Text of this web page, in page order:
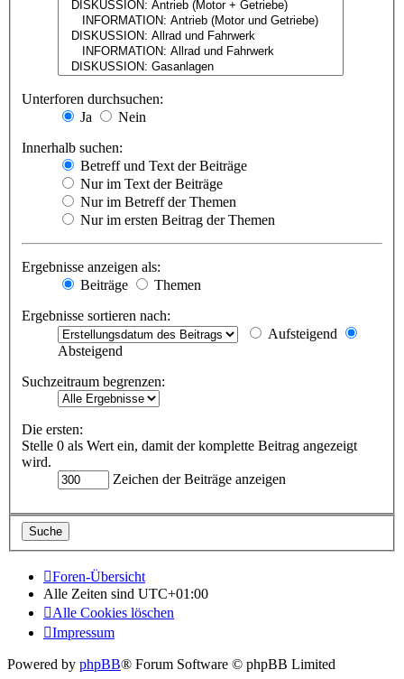
Unterforen durchsuchen:
Ja
Nein
Innerhalb suchen:
Betreff und Text der Beiträge
Nur im Text der Beiträge
Nur im Betreff der Themen
Nur im ersten Beitrag der Themen
Ergebnisse anzeigen als:
Beiträge
Themen
Ergebnisse sortieren nach:
Aufsteigend
Absteigend
Suchzeitraum begrenzen:
Die ersten:
Stelle 0 als Wert ein, damit der komplette Beitrag angezeigt
wird.
Zeichen der Beiträge anzeigen
Foren-Übersicht
Alle Zeiten sind UTC+01:00
Alle Cookies löschen
Impressum
Powered by phpBB® Forum Software © phpBB Limited